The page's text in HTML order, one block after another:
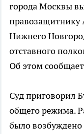
города Москвы
правозащитнику
Нижнего
отставного
Об этом сообщает
Суд приговорил
общего режима.
было возбуждено